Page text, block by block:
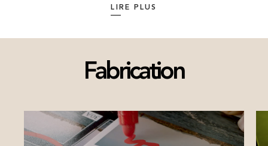
Accessible au départ de Quiberon et en saison
son nom. En effet, entre plages paisibles,
l’île offre une riche mosaïque de paysages. Au
cœur d’une nature vivifiante, l’île est également
raison de sa luxuriante biodiversité.
LIRE PLUS
Fabrication